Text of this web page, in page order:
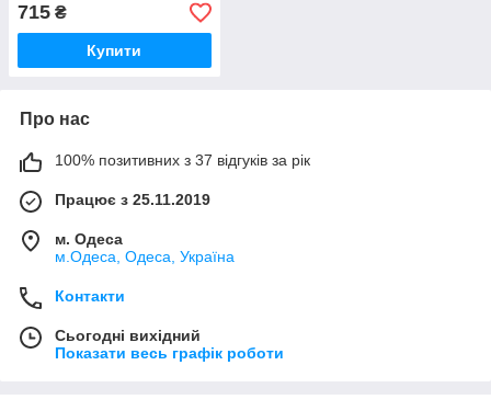
715 ₴
Купити
Про нас
100% позитивних з 37 відгуків за рік
Працює з 25.11.2019
м. Одеса
м.Одеса, Одеса, Україна
Контакти
Сьогодні вихідний
Показати весь графік роботи